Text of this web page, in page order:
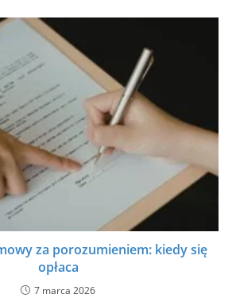
za porozumieniem: kiedy się
opłaca
7 marca 2026